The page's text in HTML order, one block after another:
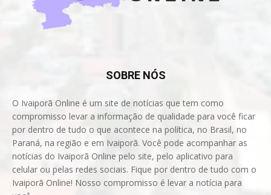
SOBRE NÓS
O Ivaiporã Online é um site de notícias que tem como
compromisso levar a informação de qualidade para você ficar
por dentro de tudo o que acontece na política, no Brasil, no
Paraná, na região e em Ivaiporã. Você pode acompanhar as
notícias do Ivaiporã Online pelo site, pelo aplicativo para
celular ou pelas redes sociais. Fique por dentro de tudo com o
Ivaiporã Online! Nosso compromisso é levar a notícia para